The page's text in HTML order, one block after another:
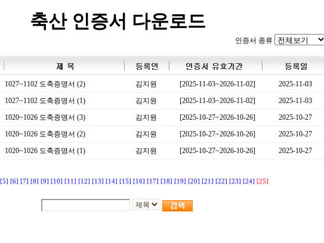
축산 인증서 다운로드
인증서 종류
1027~1102 도축증명서 (2) 김지원 [2025-11-03~2026-11-02]
2025-11-03
1027~1102 도축증명서 (1) 김지원 [2025-11-03~2026-11-02]
2025-11-03
1020~1026 도축증명서 (3) 김지원 [2025-10-27~2026-10-26]
2025-10-27
1020~1026 도축증명서 (2) 김지원 [2025-10-27~2026-10-26]
2025-10-27
1020~1026 도축증명서 (1) 김지원 [2025-10-27~2026-10-26] 2025-10-27
[5] [6] [7] [8] [9] [10] [11] [12] [13] [14] [15] [16] [17] [18] [19] [20] [21] [22] [23] [24] [25]